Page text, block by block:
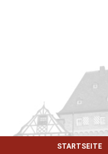
STARTSEITE